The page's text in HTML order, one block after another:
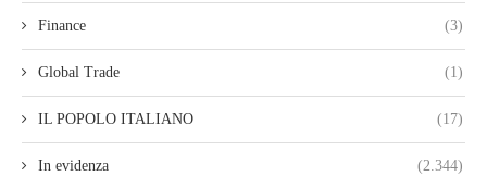
Finance (3)
Global Trade (1)
IL POPOLO ITALIANO (17)
In evidenza (2.344)